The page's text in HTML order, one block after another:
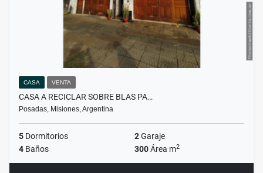
CASA VENTA
CASA A RECICLAR SOBRE BLAS PA…
Posadas, Misiones, Argentina
5 Dormitorios 2Garaje
4 Baños 300Área m2